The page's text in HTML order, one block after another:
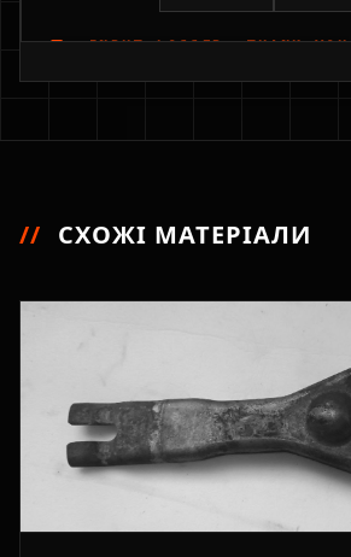
INPUT_LOGGED: THANK YOU
// СХОЖІ МАТЕРІАЛИ